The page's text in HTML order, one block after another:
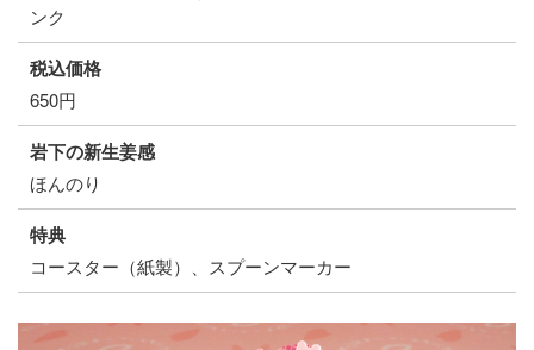
ンク
税込価格
650円
岩下の新生姜感
ほんのり
特典
コースター（紙製）、スプーンマーカー